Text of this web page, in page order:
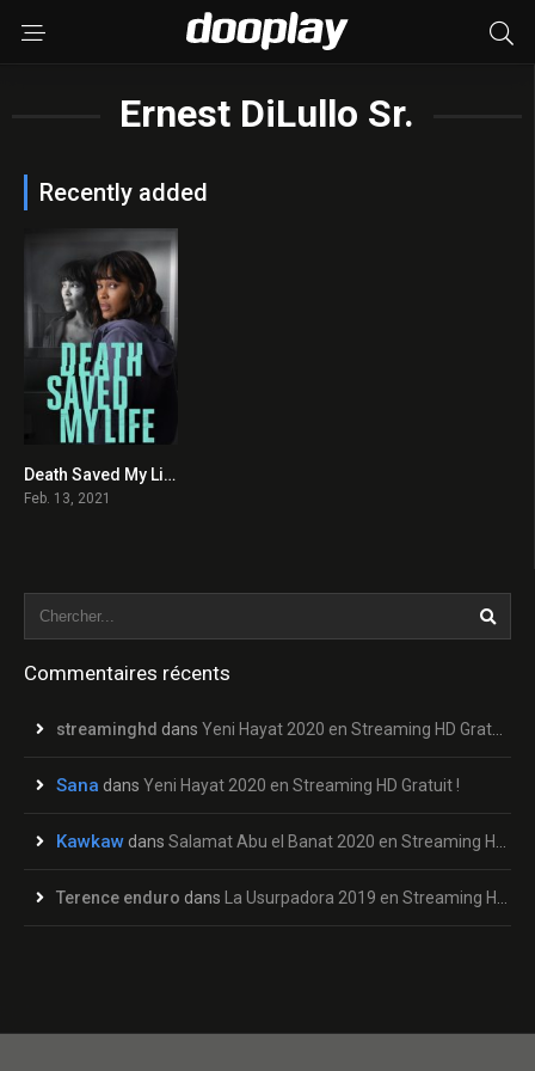
Ernest DiLullo Sr.
Recently added
5.9Death Saved My Life 2021 en Streaming HD Gratuit !
Feb. 13, 2021
Commentaires récents
streaminghd dans Yeni Hayat 2020 en Streaming HD Gratuit !
Sana dans Yeni Hayat 2020 en Streaming HD Gratuit !
Kawkaw dans Salamat Abu el Banat 2020 en Streaming HD Gratuit !
Terence enduro dans La Usurpadora 2019 en Streaming HD Gratuit !